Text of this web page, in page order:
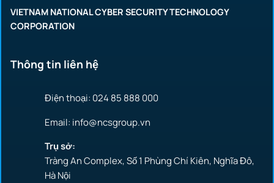
VIETNAM NATIONAL CYBER SECURITY TECHNOLOGY
CORPORATION
Thông tin liên hệ
Điện thoại: 024 85 888 000
Email: info@ncsgroup.vn
Trụ sở:
Tràng An Complex, Số 1 Phùng Chí Kiên, Nghĩa Đô,
Hà Nội